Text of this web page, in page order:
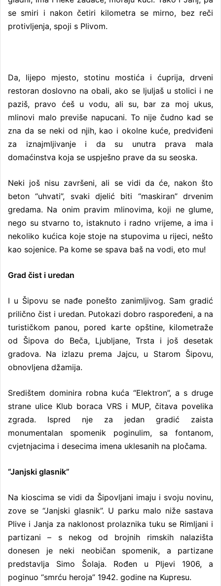
se smiri i nakon četiri kilometra se mirno, bez reči
protivljenja, spoji s Plivom.
Da, lijepo mjesto, stotinu mostića i ćuprija, drveni
restoran doslovno na obali, ako se ljuljaš u stolici i ne
paziš, pravo ćeš u vodu, ali su, bar za moj ukus,
mlinovi malo previše napucani. To nije čudno kad se
zna da se neki od njih, kao i okolne kuće, predviđeni
za iznajmljivanje i da su unutra prava mala
domaćinstva koja se uspješno prave da su seoska.
Neki još nisu završeni, ali se vidi da će, nakon što
beton “uhvati”, svaki djelić biti “maskiran” drvenim
gredama. Na onim pravim mlinovima, koji ne glume,
nego su stvarno to, istaknuto i radno vrijeme, a ima i
nekoliko kućica koje stoje na stupovima u rijeci, nešto
kao sojenice. Pa kome se spava baš na vodi, eto mu!
Grad čist i uredan
I u Šipovu se nađe ponešto zanimljivog. Sam gradić
prilično čist i uredan. Putokazi dobro raspoređeni, a na
turističkom panou, pored karte opštine, kilometraže
od Šipova do Beča, Ljubljane, Trsta i još desetak
gradova. Na izlazu prema Jajcu, u Starom Šipovu,
obnovljena džamija.
Središtem dominira robna kuća “Elektron”, a s druge
strane ulice Klub boraca VRS i MUP, čitava povelika
zgrada. Ispred nje za jedan gradić zaista
monumentalan spomenik poginulim, sa fontanom,
cvjetnjacima i desecima imena uklesanih na pločama.
“Janjski glasnik”
Na kioscima se vidi da Šipovljani imaju i svoju novinu,
zove se “Janjski glasnik”. U parku malo niže sastava
Plive i Janja za naklonost prolaznika tuku se Rimljani i
partizani – s nekog od brojnih rimskih nalazišta
donesen je neki neobičan spomenik, a partizane
predstavlja Simo Šolaja. Rođen u Pljevi 1906, a
poginuo “smrću heroja” 1942. godine na Kupresu.